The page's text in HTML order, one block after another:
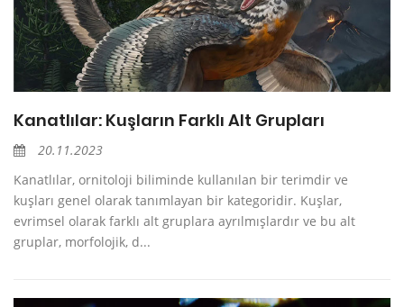
Kanatlılar: Kuşların Farklı Alt Grupları
20.11.2023
Kanatlılar, ornitoloji biliminde kullanılan bir terimdir ve
kuşları genel olarak tanımlayan bir kategoridir. Kuşlar,
evrimsel olarak farklı alt gruplara ayrılmışlardır ve bu alt
gruplar, morfolojik, d...